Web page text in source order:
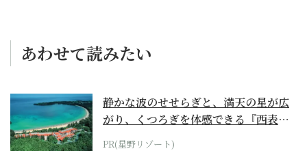
あわせて読みたい
静かな波のせせらぎと、満天の星が広
がり、くつろぎを体感できる『西表島
ホテル by...
PR(星野リゾート)